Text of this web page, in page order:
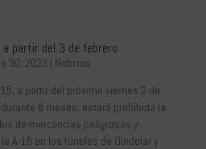
partir del 3 de febrero
30, 2023 | Noticias
a partir del próximo viernes 3 de
8 meses, estará prohibida la
de mercancías peligrosas y
A-15 en los túneles de Oindolar y